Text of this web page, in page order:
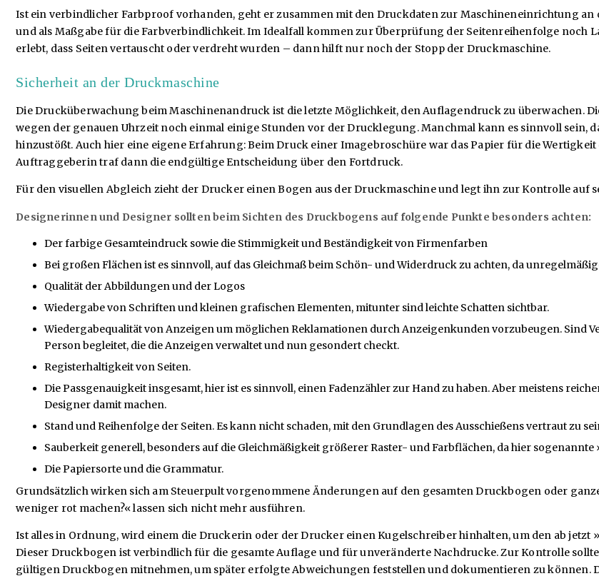
Ist ein verbindlicher Farbproof vorhanden, geht er zusammen mit den Druckdaten zur Maschineneinrichtung
und als Maßgabe für die Farbverbindlichkeit. Im Idealfall kommen zur Überprüfung der Seitenreihenfolge noch
erlebt, dass Seiten vertauscht oder verdreht wurden – dann hilft nur noch der Stopp der Druckmaschine.
Sicherheit an der Druckmaschine
Die Drucküberwachung beim Maschinenandruck ist die letzte Möglichkeit, den Auflagendruck zu überwachen.
wegen der genauen Uhrzeit noch einmal einige Stunden vor der Drucklegung. Manchmal kann es sinnvoll sein,
hinzustößt. Auch hier eine eigene Erfahrung: Beim Druck einer Imagebroschüre war das Papier für die
Auftraggeberin traf dann die endgültige Entscheidung über den Fortdruck.
Für den visuellen Abgleich zieht der Drucker einen Bogen aus der Druckmaschine und legt ihn zur Kontrolle auf
Designerinnen und Designer sollten beim Sichten des Druckbogens auf folgende Punkte besonders achten:
Der farbige Gesamteindruck sowie die Stimmigkeit und Beständigkeit von Firmenfarben
Bei großen Flächen ist es sinnvoll, auf das Gleichmaß beim Schön- und Widerdruck zu achten, da
Qualität der Abbildungen und der Logos
Wiedergabe von Schriften und kleinen grafischen Elementen, mitunter sind leichte Schatten sichtbar.
Wiedergabequalität von Anzeigen um möglichen Reklamationen durch Anzeigenkunden vorzubeugen. Sind
Person begleitet, die die Anzeigen verwaltet und nun gesondert checkt.
Registerhaltigkeit von Seiten.
Die Passgenauigkeit insgesamt, hier ist es sinnvoll, einen Fadenzähler zur Hand zu haben. Aber meistens
Designer damit machen.
Stand und Reihenfolge der Seiten. Es kann nicht schaden, mit den Grundlagen des Ausschießens vertraut zu
Sauberkeit generell, besonders auf die Gleichmäßigkeit größerer Raster- und Farbflächen, da hier sogenannte
Die Papiersorte und die Grammatur.
Grundsätzlich wirken sich am Steuerpult vorgenommene Änderungen auf den gesamten Druckbogen oder
weniger rot machen?« lassen sich nicht mehr ausführen.
Ist alles in Ordnung, wird einem die Druckerin oder der Drucker einen Kugelschreiber hinhalten, um den ab
Dieser Druckbogen ist verbindlich für die gesamte Auflage und für unveränderte Nachdrucke. Zur Kontrolle
gültigen Druckbogen mitnehmen, um später erfolgte Abweichungen feststellen und dokumentieren zu können.